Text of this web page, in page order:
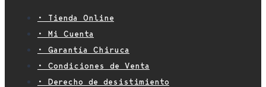
• Tienda Online
• Mi Cuenta
• Garantía Chiruca
• Condiciones de Venta
• Derecho de desistimiento